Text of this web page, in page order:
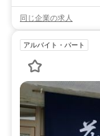
同じ企業の求人
アルバイト・パート